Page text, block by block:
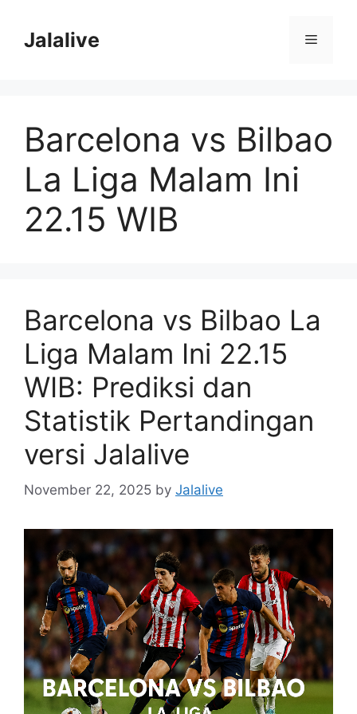
contentJalalive Menu
Barcelona vs Bilbao
La Liga Malam Ini
22.15 WIB
Barcelona vs Bilbao La
Liga Malam Ini 22.15
WIB: Prediksi dan
Statistik Pertandingan
versi Jalalive
November 22, 2025 by Jalalive